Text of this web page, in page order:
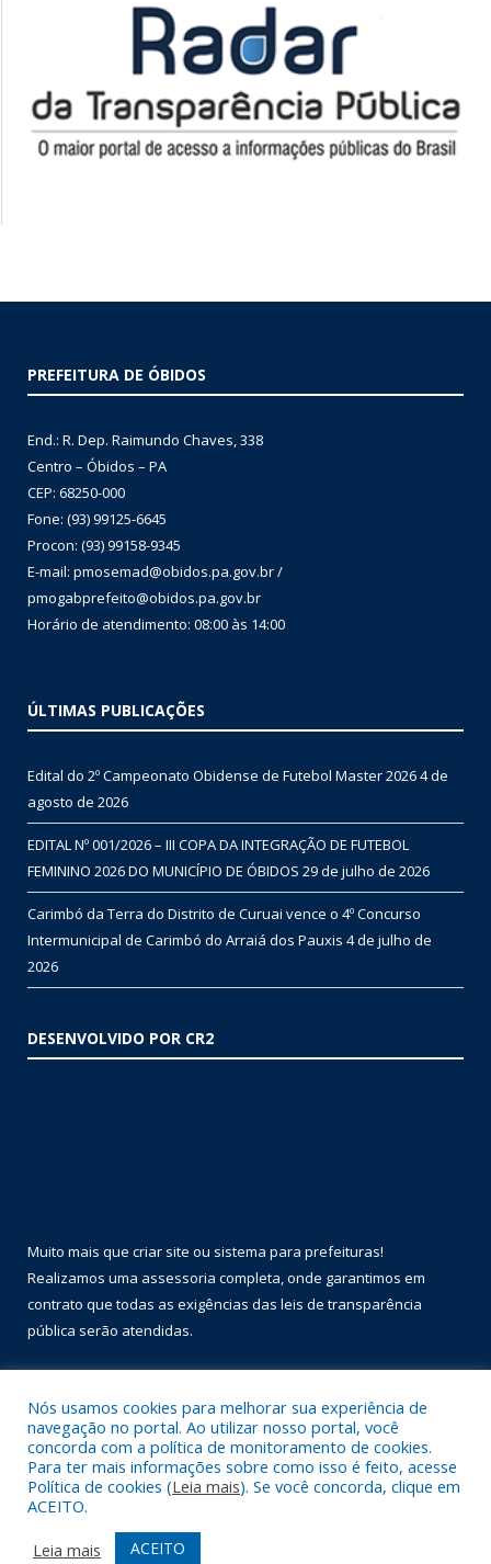
PREFEITURA DE ÓBIDOS
End.: R. Dep. Raimundo Chaves, 338
Centro – Óbidos – PA
CEP: 68250-000
Fone: (93) 99125-6645
Procon: (93) 99158-9345
E-mail: pmosemad@obidos.pa.gov.br /
pmogabprefeito@obidos.pa.gov.br
Horário de atendimento: 08:00 às 14:00
ÚLTIMAS PUBLICAÇÕES
Edital do 2º Campeonato Obidense de Futebol Master 20264 de
agosto de 2026
EDITAL Nº 001/2026 – III COPA DA INTEGRAÇÃO DE FUTEBOL
FEMININO 2026 DO MUNICÍPIO DE ÓBIDOS 29 de julho de 2026
Carimbó da Terra do Distrito de Curuai vence o 4º Concurso
Intermunicipal de Carimbó do Arraiá dos Pauxis 4 de julho de
2026
DESENVOLVIDO POR CR2
Muito mais que criar site ou sistema para prefeituras!
Realizamos uma assessoria completa, onde garantimos em
contrato que todas as exigências das leis de transparência
pública serão atendidas.
Todos os direitos reservados a Prefeitura Municipal de Óbidos.
Mapa do Site
Acessar Área Administrativa
Nós usamos cookies para melhorar sua experiência de
navegação no portal. Ao utilizar nosso portal, você
concorda com a política de monitoramento de cookies.
Para ter mais informações sobre como isso é feito, acesse
Política de cookies (Leia mais). Se você concorda, clique em
ACEITO.
Leia mais
ACEITO